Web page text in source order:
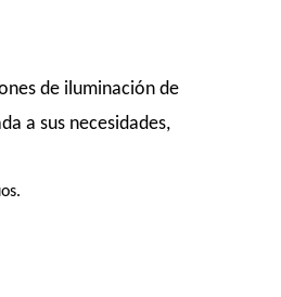
de iluminación de
a sus necesidades,